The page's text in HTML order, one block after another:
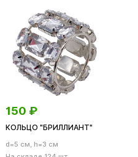
150 ₽
КОЛЬЦО "БРИЛЛИАНТ"
d=5 см, h=3 см